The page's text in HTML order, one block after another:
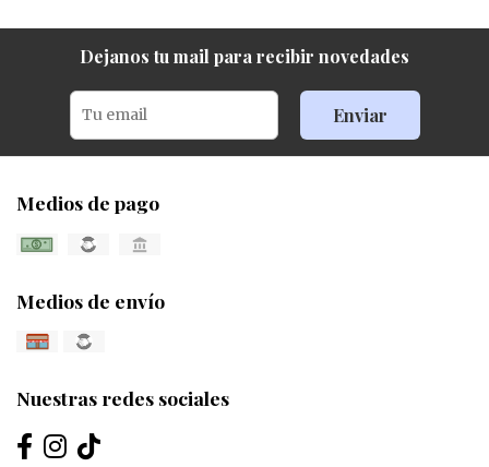
Dejanos tu mail para recibir novedades
Enviar
Medios de pago
Medios de envío
Nuestras redes sociales